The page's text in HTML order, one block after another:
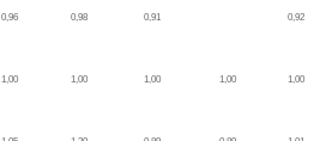
0,96 0,98 0,91 0,92
1,00 1,00 1,00 1,00 1,00